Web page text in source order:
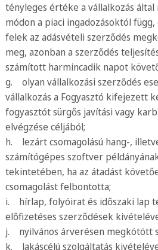
tényleges értéke a vállalkozás
módon a piaci ingadozásoktól
felek az adásvételi szerződés
meg, azonban a szerződés
számított harmincadik napot
g. olyan vállalkozási szerződés
vállalkozás a Fogyasztó kifejezett
fogyasztót sürgős javítási vagy
elvégzése céljából;
h. lezárt csomagolású hang-,
számítógépes szoftver
tekintetében, ha az átadást
csomagolást felbontotta;
i. hírlap, folyóirat és időszaki lap
előfizetéses szerződések
j. nyilvános árverésen megkötött
k. lakáscélú szolgáltatás